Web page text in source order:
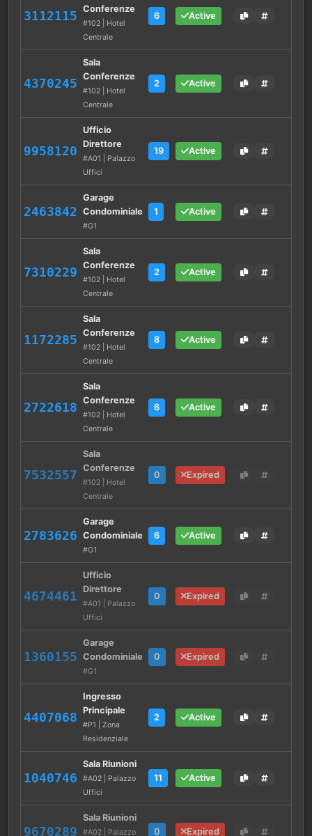
3112115
Conferenze
#102 | Hotel
Centrale
6 Active
4370245
Sala
Conferenze
#102 | Hotel
Centrale
2 Active
9958120
Ufficio
Direttore
#A01 | Palazzo
Uffici
19 Active
2463842
Garage
Condominiale
#G1
1 Active
7310229
Sala
Conferenze
#102 | Hotel
Centrale
2 Active
1172285
Sala
Conferenze
#102 | Hotel
Centrale
8 Active
2722618
Sala
Conferenze
#102 | Hotel
Centrale
6 Active
7532557
Sala
Conferenze
#102 | Hotel
Centrale
0 Expired
2783626
Garage
Condominiale
#G1
6 Active
4674461
Ufficio
Direttore
#A01 | Palazzo
Uffici
0 Expired
1360155
Garage
Condominiale
#G1
0 Expired
4407068
Ingresso
Principale
#P1 | Zona
Residenziale
2 Active
1040746
Sala Riunioni
#A02 | Palazzo
Uffici
11 Active
9670289
Sala Riunioni
#A02 | Palazzo
0 Expired